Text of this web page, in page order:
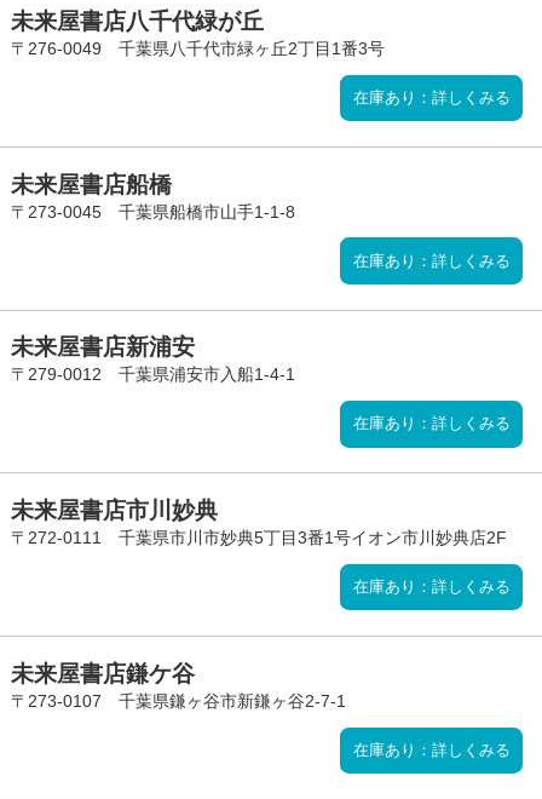
未来屋書店八千代緑が丘
〒276-0049 千葉県八千代市緑ヶ丘2丁目1番3号
在庫あり：詳しくみる
未来屋書店船橋
〒273-0045 千葉県船橋市山手1-1-8
在庫あり：詳しくみる
未来屋書店新浦安
〒279-0012 千葉県浦安市入船1-4-1
在庫あり：詳しくみる
未来屋書店市川妙典
〒272-0111 千葉県市川市妙典5丁目3番1号イオン市川妙典店2F
在庫あり：詳しくみる
未来屋書店鎌ケ谷
〒273-0107 千葉県鎌ヶ谷市新鎌ヶ谷2-7-1
在庫あり：詳しくみる